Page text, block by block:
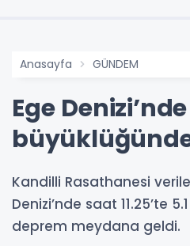
Anasayfa GÜNDEM
Ege Denizi’nde
Kandilli Rasathanesi
Denizi’nde saat 11.25’te
deprem meydana geldi.